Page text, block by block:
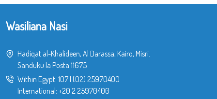
Wasiliana Nasi
Hadiqat al-Khalideen, Al Darassa, Kairo, Misri.
Sanduku la Posta 11675
Within Egypt: 107| (02) 25970400
International: +20 2 25970400